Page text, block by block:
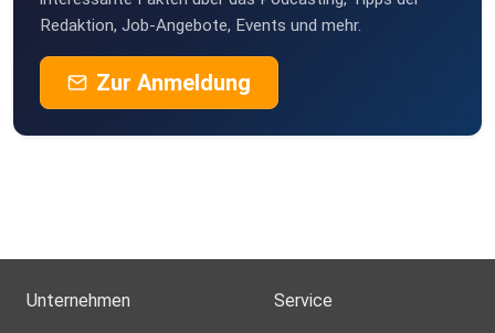
Redaktion, Job-Angebote, Events und mehr.
Zur Anmeldung
Unternehmen Service